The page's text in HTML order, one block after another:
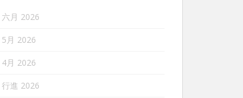
六月 2026
5月 2026
4月 2026
行進 2026